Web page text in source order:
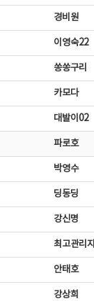
경비원
이영숙22
쏭쏭구리
카모다
대발이02
파로호
박영수
딩동딩
강신명
최고관리
안태호
강상희